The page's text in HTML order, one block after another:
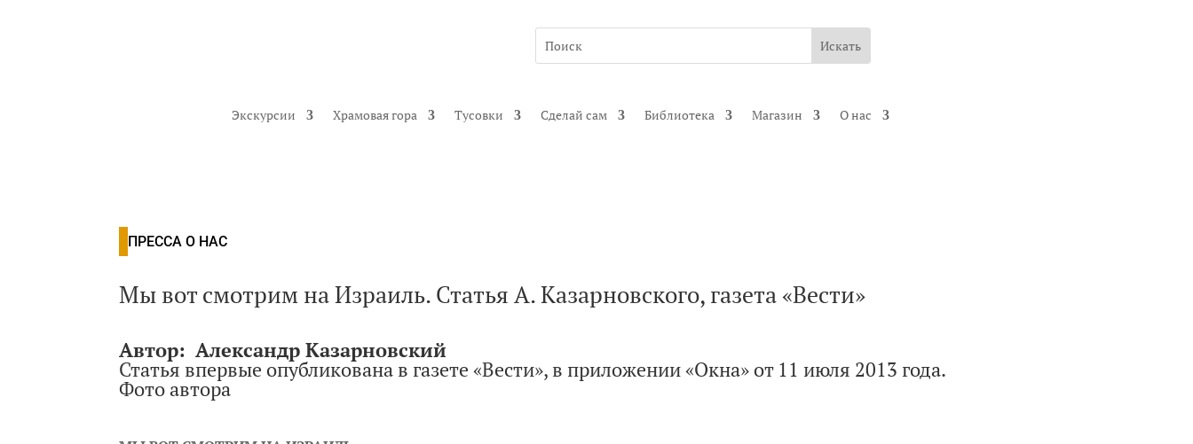
Экскурсии Храмовая гора Тусовки Сделай сам Библиотека Магазин О нас
ПРЕССА О НАС
Мы вот смотрим на Израиль. Статья А. Казарновского, газета «Вести»
Автор: Александр Казарновский
Статья впервые опубликована в газете «Вести», в приложении «Окна» от 11 июля 2013 года.
Фото автора